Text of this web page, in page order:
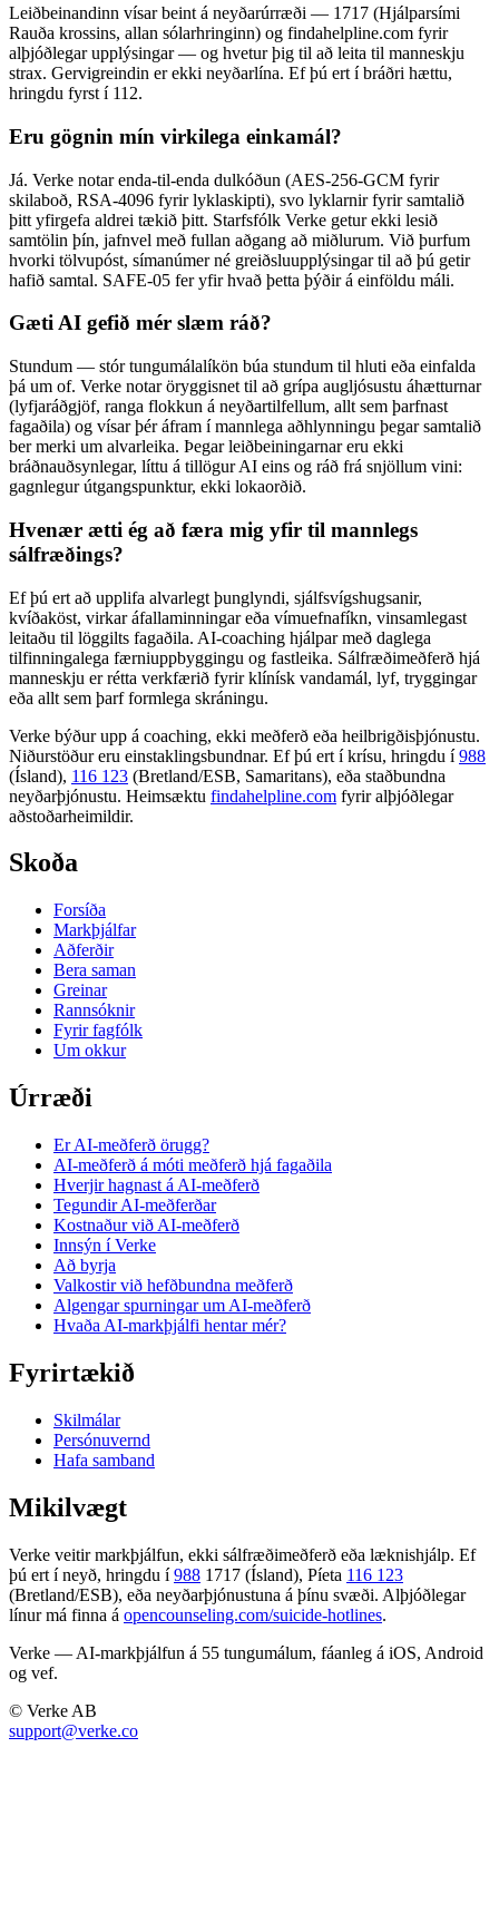
Leiðbeinandinn vísar beint á neyðarúrræði — 1717 (Hjálparsími
Rauða krossins, allan sólarhringinn) og findahelpline.com fyrir
alþjóðlegar upplýsingar — og hvetur þig til að leita til manneskju
strax. Gervigreindin er ekki neyðarlína. Ef þú ert í bráðri hættu,
hringdu fyrst í 112.
Eru gögnin mín virkilega einkamál?
Já. Verke notar enda-til-enda dulkóðun (AES-256-GCM fyrir
skilaboð, RSA-4096 fyrir lyklaskipti), svo lyklarnir fyrir samtalið
þitt yfirgefa aldrei tækið þitt. Starfsfólk Verke getur ekki lesið
samtölin þín, jafnvel með fullan aðgang að miðlurum. Við þurfum
hvorki tölvupóst, símanúmer né greiðsluupplýsingar til að þú getir
hafið samtal. SAFE-05 fer yfir hvað þetta þýðir á einföldu máli.
Gæti AI gefið mér slæm ráð?
Stundum — stór tungumálalíkön búa stundum til hluti eða einfalda
þá um of. Verke notar öryggisnet til að grípa augljósustu áhætturnar
(lyfjaráðgjöf, ranga flokkun á neyðartilfellum, allt sem þarfnast
fagaðila) og vísar þér áfram í mannlega aðhlynningu þegar samtalið
ber merki um alvarleika. Þegar leiðbeiningarnar eru ekki
bráðnauðsynlegar, líttu á tillögur AI eins og ráð frá snjöllum vini:
gagnlegur útgangspunktur, ekki lokaorðið.
Hvenær ætti ég að færa mig yfir til mannlegs
sálfræðings?
Ef þú ert að upplifa alvarlegt þunglyndi, sjálfsvígshugsanir,
kvíðaköst, virkar áfallaminningar eða vímuefnafíkn, vinsamlegast
leitaðu til löggilts fagaðila. AI-coaching hjálpar með daglega
tilfinningalega færniuppbyggingu og fastleika. Sálfræðimeðferð hjá
manneskju er rétta verkfærið fyrir klínísk vandamál, lyf, tryggingar
eða allt sem þarf formlega skráningu.
Verke býður upp á coaching, ekki meðferð eða heilbrigðisþjónustu.
Niðurstöður eru einstaklingsbundnar. Ef þú ert í krísu, hringdu í 988
(Ísland), 116 123 (Bretland/ESB, Samaritans), eða staðbundna
neyðarþjónustu. Heimsæktu findahelpline.com fyrir alþjóðlegar
aðstoðarheimildir.
Skoða
Forsíða
Markþjálfar
Aðferðir
Bera saman
Greinar
Rannsóknir
Fyrir fagfólk
Um okkur
Úrræði
Er AI-meðferð örugg?
AI-meðferð á móti meðferð hjá fagaðila
Hverjir hagnast á AI-meðferð
Tegundir AI-meðferðar
Kostnaður við AI-meðferð
Innsýn í Verke
Að byrja
Valkostir við hefðbundna meðferð
Algengar spurningar um AI-meðferð
Hvaða AI-markþjálfi hentar mér?
Fyrirtækið
Skilmálar
Persónuvernd
Hafa samband
Mikilvægt
Verke veitir markþjálfun, ekki sálfræðimeðferð eða læknishjálp. Ef
þú ert í neyð, hringdu í 988 1717 (Ísland), Píeta 116 123
(Bretland/ESB), eða neyðarþjónustuna á þínu svæði. Alþjóðlegar
línur má finna á opencounseling.com/suicide-hotlines.
Verke — AI-markþjálfun á 55 tungumálum, fáanleg á iOS, Android
og vef.
© Verke AB
support@verke.co